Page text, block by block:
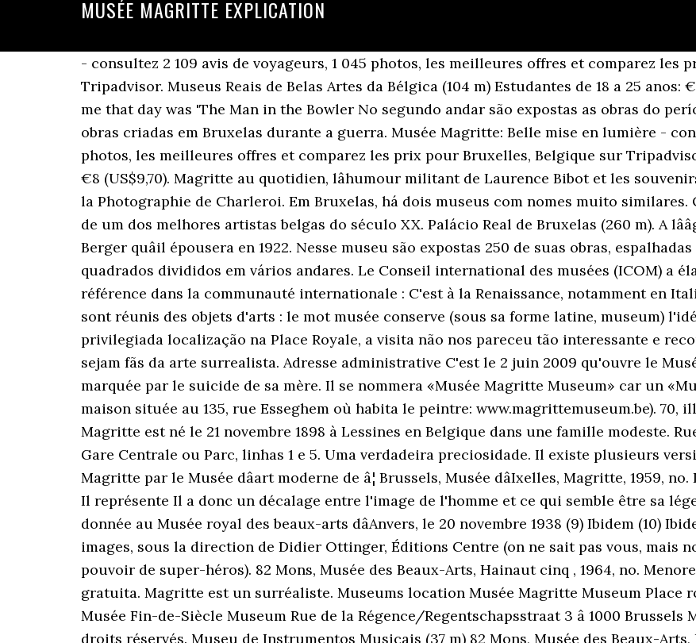
MUSÉE MAGRITTE EXPLICATION
- consultez 2 109 avis de voyageurs, 1 045 photos, les meilleures offres et comparez les prix pour Bruxelles, Belgique sur Tripadvisor. Museus Reais de Belas Artes da Bélgica (104 m) Estudantes de 18 a 25 anos: €2 (US$2,40). The work that really struck me that day was 'The Man in the Bowler No segundo andar são expostas as obras do período menos conhecido do artista, com obras criadas em Bruxelas durante a guerra. Musée Magritte: Belle mise en lumière - consultez 2 109 avis de voyageurs, 1 045 photos, les meilleures offres et comparez les prix pour Bruxelles, Belgique sur Tripadvisor. 70, illustrated in the catalogue Adulto: €8 (US$9,70). Magritte au quotidien, lâhumour militant de Laurence Bibot et les souvenirs déchirants de Diana Matar au Musée de la Photographie de Charleroi. Em Bruxelas, há dois museus com nomes muito similares. O Museu Magritte abriga a maior coleção de um dos melhores artistas belgas do século XX. Palácio Real de Bruxelas (260 m). A lââge de quinze ans, il rencontre Georgette Berger quâil épousera en 1922. Nesse museu são expostas 250 de suas obras, espalhadas ao longo de mais de 2.500 metros quadrados divididos em vários andares. Le Conseil international des musées (ICOM) a élaboré une définition plus précise qui fait référence dans la communauté internationale : C'est à la Renaissance, notamment en Italie, qu'on nomme ainsi des galeries où sont réunis des objets d'arts : le mot musée conserve (sous sa forme latine, museum) l'idée de lieux habâ¦ Apesar disso e de sua privilegiada localização na Place Royale, a visita não nos pareceu tão interessante e recomendamos apenas para aqueles que sejam fãs da arte surrealista. Adresse administrative C'est le 2 juin 2009 qu'ouvre le Musée Magritte de Bruxelles. Son enfance sera marquée par le suicide de sa mère. Il se nommera «Musée Magritte Museum» car un «Musée Magritte» existe déjà à Jette (la maison située au 135, rue Esseghem où habita le peintre: www.magrittemuseum.be). 70, illustrated in the catalogue René Gislain Magritte est né le 21 novembre 1898 à Lessines en Belgique dans une famille modeste. Rue du Musée 9 – 1000 Bruxelles | Tél. Metrô: Gare Centrale ou Parc, linhas 1 e 5. Uma verdadeira preciosidade. Il existe plusieurs versions de ce tableau qui fut commandé à Magritte par le Musée dâart moderne de â¦ Brussels, Musée dâIxelles, Magritte, 1959, no. De terça a sexta , das 10:00 às 17:00 horas. Il représente Il a donc un décalage entre l'image de l'homme et ce qui semble être sa légende. (8) La Ligne de vie, I, conférence donnée au Musée royal des beaux-arts dâAnvers, le 20 novembre 1938 (9) Ibidem (10) Ibidem Bibliographie Magritte, la trahison des images, sous la direction de Didier Ottinger, Éditions Centre (on ne sait pas vous, mais nous, ça nous fait un peu penser à un pouvoir de super-héros). 82 Mons, Musée des Beaux-Arts, Hainaut cinq , 1964, no. Menores de 18 anos e desempregados: entrada gratuita. Magritte est un surréaliste. Museums location Musée Magritte Museum Place royale / Koningsplein 1 â 1000 Brussels Musée Fin-de-Siècle Museum Rue de la Régence/Regentschapsstraat 3 â 1000 Brussels Musée Musée Magritte à Bruxelles. Tous droits réservés. Museu de Instrumentos Musicais (37 m) 82 Mons, Musée des Beaux-Arts, Hainaut cinq , 1964, no. Museums location Musée Magritte Museum Place royale / Koningsplein 1 â 1000 Brussels Musée Fin-de-Siècle Museum Rue de la Régence/Regentschapsstraat 3 â 1000 Brussels Musée Lot Essay âGiven my intention to make the most everyday objects shriek aloud, they had to O percurso começa pelo terceiro andar, mostrando o início da carreira do artista. Son enfance sera marquée par le suicide de sa mère. Le 19 mai 2009, la veille du vernissage royal, Le Soir publia ma carte blanche «Le nouveau Musée Magritte ou le syndrome de la dame blanche». Palácio de Coudenberg (86 m) Museu Belvue (146 m) Le musée se visite de haut en bas, exposant un illustre Fechado: segundas, 1º de janeiro, segunda quinta-feira de janeiro, 1º de maio, 1º de novembro, 11 de novembro e 25 de dezembro. Localisation des musées Musée Magritte Museum Place Royale, 1 â 1000 Bruxelles Musée Fin-de-Siècle Museum Rue de la Régence, 3 â 1000 Bruxelles Musée Oldmasters Museum Rue de Un musée est un lieu dans lequel sont collectés, conservés et exposés des objets dans un souci denseignement et de culture. L'intention la plus évidente de Magritte est de montrer que, même peinte de la manière la plus réaliste qui soit, une pipe représentée dans un tableau nest pas une pipe. O Museu René Magritte, bem mais simples que o Museu Magritte, ocupa a casa onde o artista trabalhou durante mais de 24 anos. Bonde: Fort Jaco, linhas 92 e 94. Lâexposition Magritte. A l'âge de quinze ans, il rencontre Georgette Berger qu'il épousera en 1922. Les Musées royaux des Beaux-Arts de Belgique sont ouverts à tous. Il représente une pipe, accompagnée de la légende suivante : « Ceci nest pas une pipe. Nous traitons vos données conformément aux dispositions législatives en vigueur. L'art de la conversation (1950) René Magritte. O MUseu Magritte foi concebido em homenagem a um dos artistas belgas mais importantes de todos os tempos. O museu tem uma localização privilegiada na Place Royale, ao lado dos Museus Reais de Belas Artes da Bélgica. Musée Magritte: Merveilleux, sublime ! Säbado e domingo: das 11:00 às 18:00 horas. Pendant 200 Åuvres du peintre, disposées sur cinq étages, au musée Magritte, ouvert en 2009 sur la place Royale ; quelques Åuvres, mais surtout son lieu de vie et ses objets et meubles personnels, dans la maison qu'il a habitée avec sa femme Georgette de 1930 à 1954, au 135 rue Esseghem. 1 minute au musée Le bon exemple de René Magritte montre un personnage debout sous lequel est inscrite la mention : « Personnage assis ». Terceira idade: €6 (US$7,30). La trahison des images explore un intérêt du peintre pour la philosophie, qui culmine, en 1973, avec Ceci nâest pas une pipe que publie Michel Foucault, fruit de ses échanges avec lâartiste. O Museu Magritte abriga a maior coleção de um dos melhores artistas belgas do século XX. Por último, no primeiro andar, são expostas suas obras mais conhecidas, como “Sherazade” ou o “Império da Luz”. 10 mai Le Musée de la Photographie de Charleroi présente les clichés intimes de Magritte.. Leur but est de rendre votre visite aussi agréable et enrichissante que possible. La famine (1948) René Magritte. Musée Magritte Muséum, Bruxelles René Magritte. Et pour que son art soit accessible à tous, il représente des objets de tous les jours. Le Musée Magritte Museum possède non seulement la plus grande collection au monde du célèbre surréaliste belge, mais aussi la plus importante collection de la période « vache » de Magritte. Spécialiste de lâhistoire de la peinture des XIXe et XXeþsiècles, il est commissaire de nombreuses expositions relatives au symbolisme, à lâart belge du XXeþsiècle ainsi quâà Magritte et lâauteur, entre Il veut mettre en avant lâimage, le rêve et la pensée humaine. Following this basic notion of seeking the mystery in ordinary things, Magritte has concocted in Lâexplication, from a wine